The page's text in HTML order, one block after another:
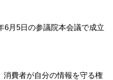
6月5日の参議院本会議で成立
費者が自分の情報を守る権